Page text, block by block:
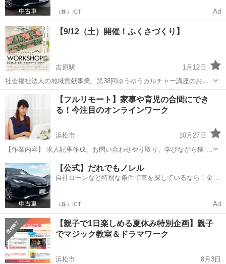
（株）ICT Ad
【9/12（土）開催！ふくさづくり】
吉原駅
1月12日
社会福祉法人の地域貢献事業、第38回ゆうゆうカルチャー講座のお知
らせです。 開催日：9/12（土）①10時～ ②13時～ 会 場：地域活動
支援センターゆうゆう 富士市大渕2815-1 中野保育園隣 定 員：...
静岡 吉原駅 ワークショップ
フラワーアレンジメント
【フルリモート】家事や育児の合間にでき
る！今注目のオンラインワーク
浜松市
10月27日
【作業内容】 求人記事作成、お問い合わせやり取り、学びながら稼 い
でいただきます。 【活動時間】 ご自身の出来る時間帯で大丈夫です。
1日1時間〜OK ※長期的にお付き合いできる方で、業 務 連...
静岡 浜松市 ワークショップ
【公式】だれでもノレル
自社ローンなど特別な条件で車を探しているなら！金利
（株）ICT Ad
【親子で1日楽しめる夏休み特別企画】親子
でマジック教室＆ドラマワーク
浜松市
8月3日